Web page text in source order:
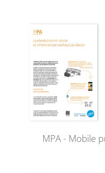
MPA - Mobile